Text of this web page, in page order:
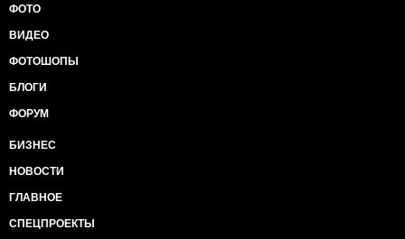
ФОТО
ВИДЕО
ФОТОШОПЫ
БЛОГИ
ФОРУМ
БИЗНЕС
НОВОСТИ
ГЛАВНОЕ
СПЕЦПРОЕКТЫ